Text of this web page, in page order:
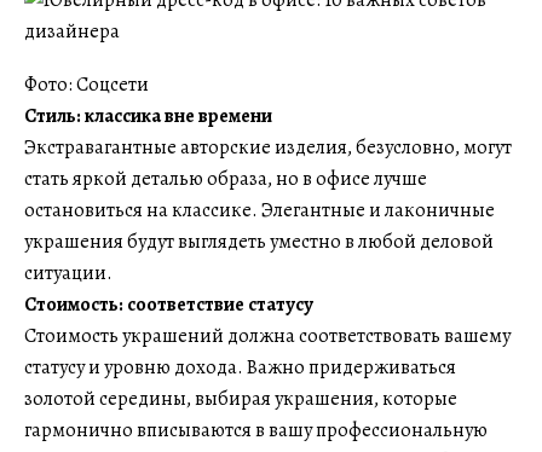
Фото: Соцсети
Стиль: классика вне времени
Экстравагантные авторские изделия, безусловно, могут
стать яркой деталью образа, но в офисе лучше
остановиться на классике. Элегантные и лаконичные
украшения будут выглядеть уместно в любой деловой
ситуации.
Стоимость: соответствие статусу
Стоимость украшений должна соответствовать вашему
статусу и уровню дохода. Важно придерживаться
золотой середины, выбирая украшения, которые
гармонично вписываются в вашу профессиональную